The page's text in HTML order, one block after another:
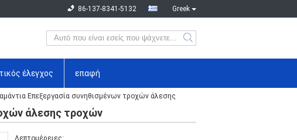
Greek
86-137-8341-5132
έλεγχος επαφή
Επεξεργασία συνηθισμένων τροχών άλεσης
άλεσης τροχών
Λεπτομέρειες: